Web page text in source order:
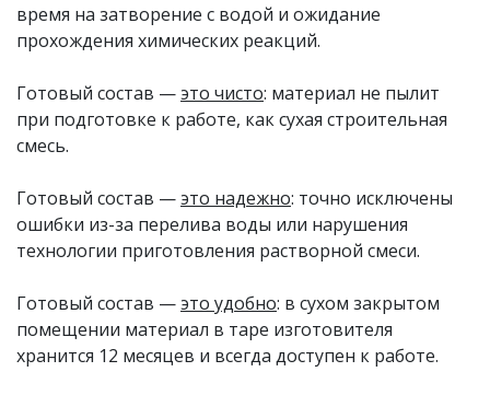
время на затворение с водой и ожидание
прохождения химических реакций.
Готовый состав —это чисто: материал не пылит
при подготовке к работе, как сухая строительная
смесь.
Готовый состав —это надежно: точно исключены
ошибки из-за перелива воды или нарушения
технологии приготовления растворной смеси.
Готовый состав —это удобно: в сухом закрытом
помещении материал в таре изготовителя
хранится 12 месяцев и всегда доступен к работе.